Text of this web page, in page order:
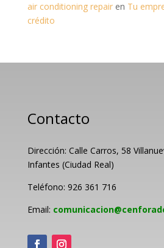
air conditioning repairen Tu
crédito
Contacto
Dirección: Calle Carros, 58
Infantes (Ciudad Real)
Teléfono: 926 361 716
Email: